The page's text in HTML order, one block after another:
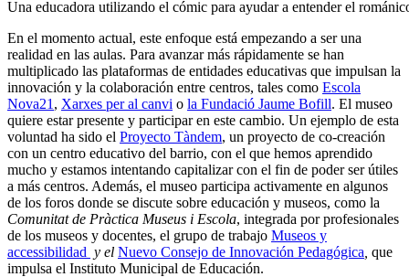
Una educadora utilizando el cómic para ayudar a entender el
En el momento actual, este enfoque está empezando a ser una
realidad en las aulas. Para avanzar más rápidamente se han
multiplicado las plataformas de entidades educativas que impulsan la
innovación y la colaboración entre centros, tales como Escola
Nova21 , Xarxes per al canvi o la Fundació Jaume Bofill. El museo
quiere estar presente y participar en este cambio. Un ejemplo de esta
voluntad ha sido el Proyecto Tàndem, un proyecto de co-creación
con un centro educativo del barrio, con el que hemos aprendido
mucho y estamos intentando capitalizar con el fin de poder ser útiles
a más centros. Además, el museo participa activamente en algunos
de los foros donde se discute sobre educación y museos, como la
Comunitat de Pràctica Museus i Escola, integrada por profesionales
de los museos y docentes, el grupo de trabajo Museos y
accessibilidad y el Nuevo Consejo de Innovación Pedagógica que
impulsa el Instituto Municipal de Educación.